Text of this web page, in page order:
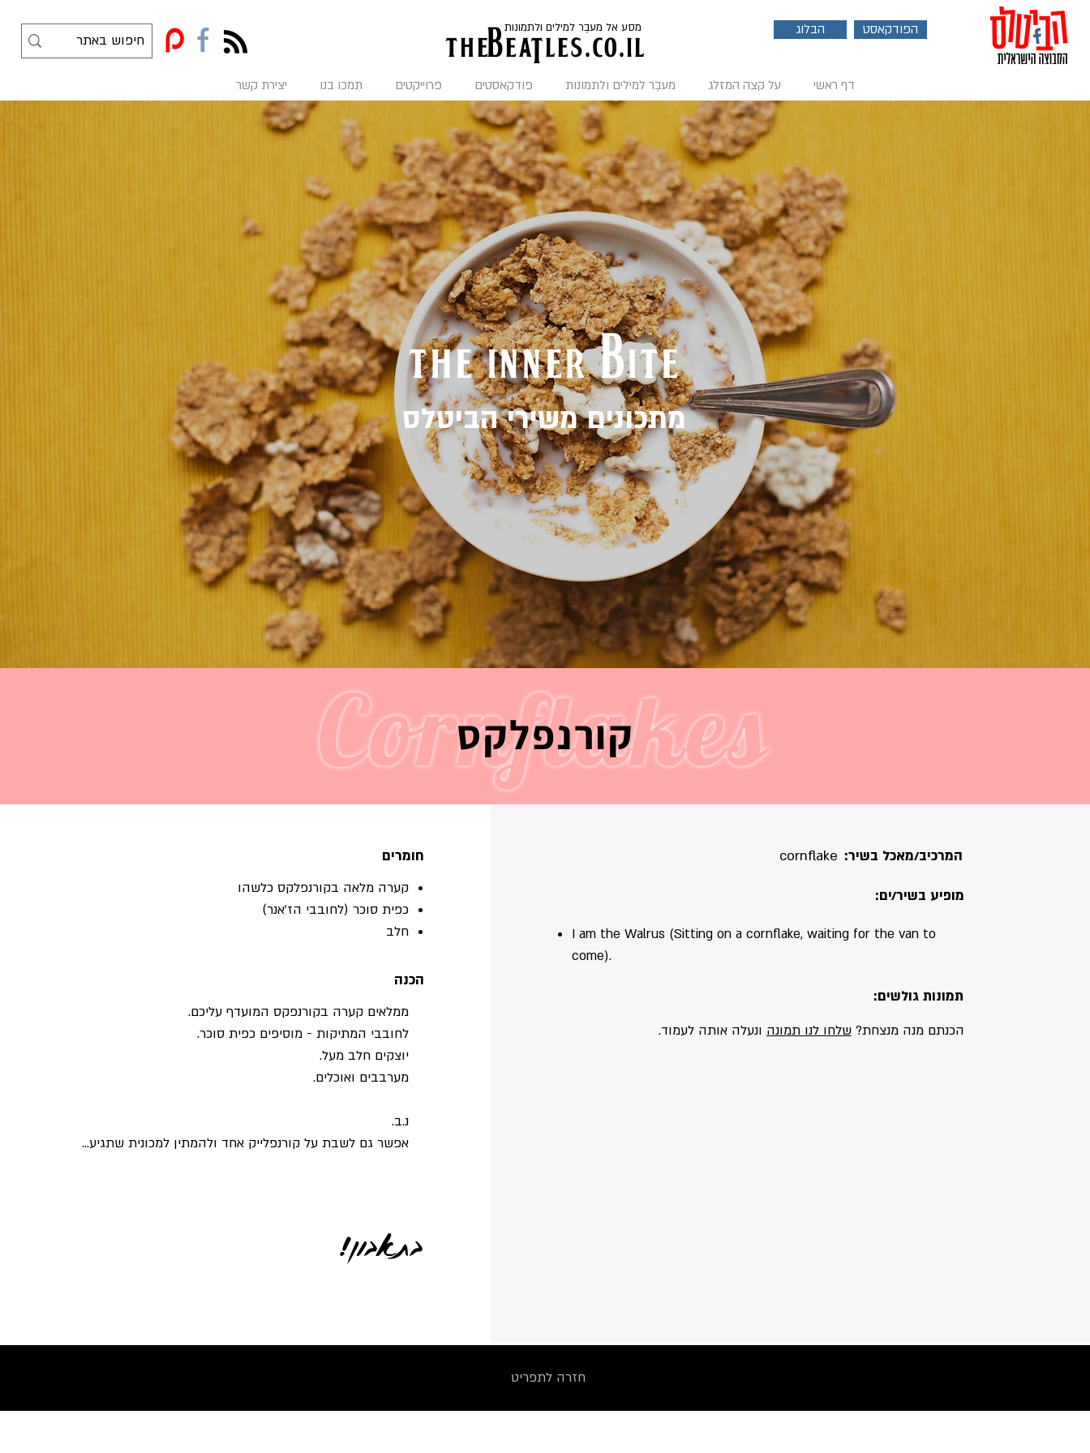
f הבלוג הפודקאסט theBeaTles.co.il
מסע אל מעבֶר למילים ולתמונות
דף ראשי על קצה המזלג מעבֶר למילים ולתמונות פודקאסטים פרוייקטים תִמכו בנו יצירת קשר
the inner bite
מתכונים משירי הביטלס
< חזרה לתפריט
Cornflakes
קורנפלקס
חומרים
קערה מלאה בקורנפלקס כלשהו
כפית סוכר (לחובבי הז'אנר)
חלב
הכנה
ממלאים קערה בקורנפקס המועדף עליכם.
לחובבי המתיקות - מוסיפים כפית סוכר.
יוצקים חלב מעל.
מערבבים ואוכלים.
נ.ב.
אפשר גם לשבת על קורנפלייק אחד ולהמתין למכונית שתגיע...
בתאבון!
cornflake המרכיב/מאכל בשיר:
מופיע בשיר/ים:
I am the Walrus (Sitting on a cornflake, waiting for the van to
come).
תמונות גולשים:
הכנתם מנה מנצחת?שלחו לנו תמונה ונעלה אותה לעמוד.
חזרה לתפריט